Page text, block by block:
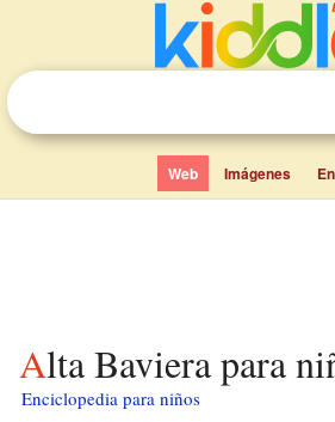
Web Imágenes
Alta Baviera para
Enciclopedia para niños